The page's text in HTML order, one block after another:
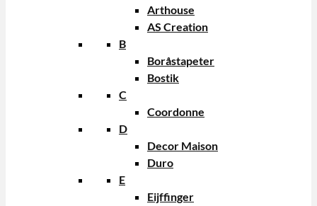
Arthouse
AS Creation
B
Boråstapeter
Bostik
C
Coordonne
D
Decor Maison
Duro
E
Eijffinger